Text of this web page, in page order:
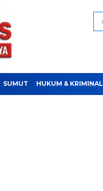
SUMUT HUKUM & KRIMINAL